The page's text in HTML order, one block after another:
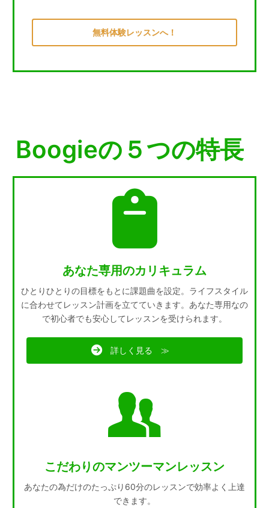
無料体験レッスンへ！
Boogieの５つの特長
あなた専用のカリキュラム
ひとりひとりの目標をもとに課題曲を設定。ライフスタイル
に合わせてレッスン計画を立てていきます。あなた専用なの
で初心者でも安心してレッスンを受けられます。
詳しく見る ≫
こだわりのマンツーマンレッスン
あなたの為だけのたっぷり60分のレッスンで効率よく上達
できます。